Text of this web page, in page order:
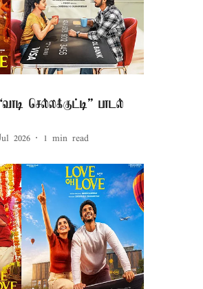
செல்லக்குட்டி” பாடல்
2026 1 min read